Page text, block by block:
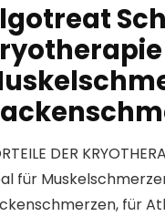
DER
für
für